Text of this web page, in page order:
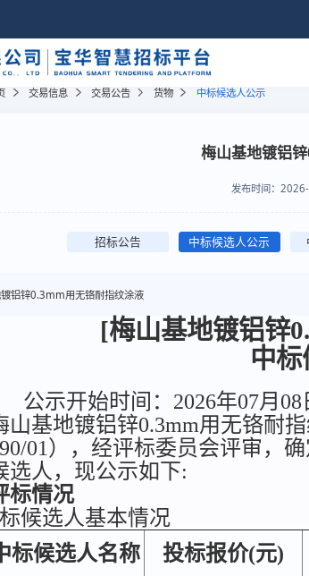
交易信息 交易公告 货物 中标候选人公示
梅山基地镀铝
发布时间：
招标公告 中标候选人公示
铝锌0.3mm用无铬耐指纹涂液
[梅山基地镀铝锌
中
公示开始时间：2026年07月08
基地镀铝锌0.3mm用无铬耐
01），经评标委员会评审，
选人，现公示如下:
标情况
候选人基本情况
标候选人名称 投标报价(元)